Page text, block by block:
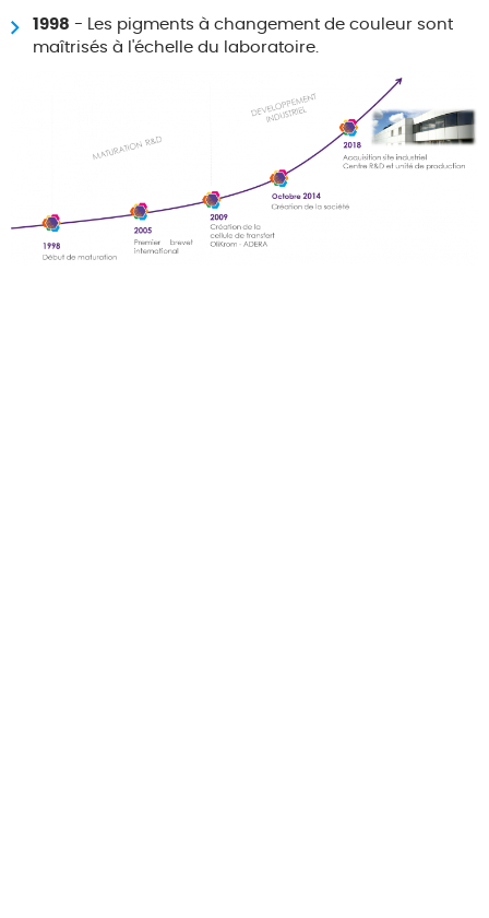
1998 - Les pigments à changement de couleur sont
maîtrisés à l'échelle du laboratoire.